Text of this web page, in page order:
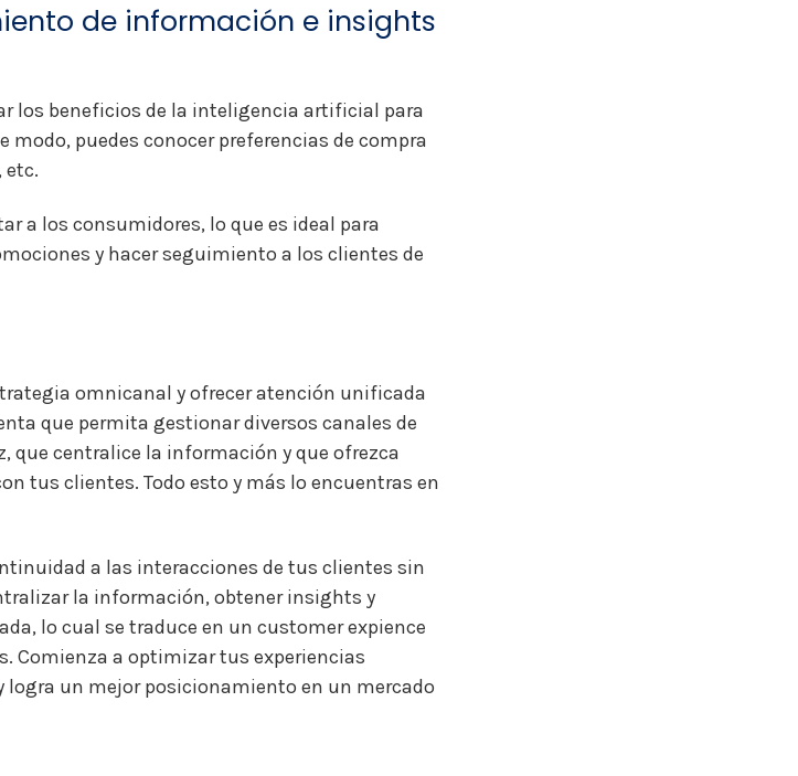
de información e insights
los beneficios de la inteligencia artificial para
modo, puedes conocer preferencias de compra
etc.
a los consumidores, lo que es ideal para
y hacer seguimiento a los clientes de
omnicanal y ofrecer atención unificada
que permita gestionar diversos canales de
centralice la información y que ofrezca
tus clientes. Todo esto y más lo encuentras en
a las interacciones de tus clientes sin
la información, obtener insights y
lo cual se traduce en un customer expience
Comienza a optimizar tus experiencias
logra un mejor posicionamiento en un mercado